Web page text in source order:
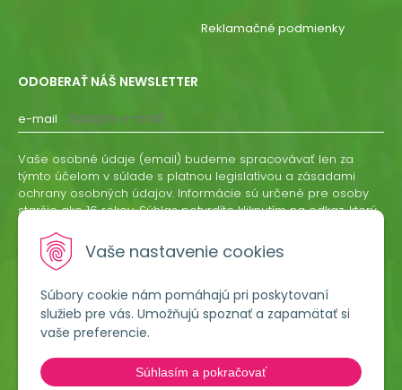
Vaše nastavenie cookies
Súbory cookie nám pomáhajú pri poskytovaní
služieb pre vás. Umožňujú spoznať a zapamätať si
vaše preferencie.
Súhlasím a pokračovať
Lumigreen, s.r.o.
Reklamačné podmienky
ODOBERAŤ NÁŠ NEWSLETTER
e-mail
ODOBERAŤ
Vaše osobné údaje (email) budeme spracovávať len za
týmto účelom v súlade s platnou legislatívou a zásadami
ochrany osobných údajov. Informácie sú určené pre osoby
staršie ako 16 rokov. Súhlas potvrdíte kliknutím na odkaz, ktorý
odvolať písomne, emailom alebo kliknutím na odkaz z
ktoréhokoľvek informačného emailu.